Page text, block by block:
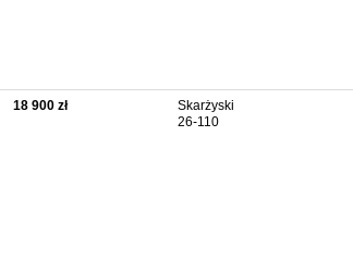
18 900 zł
Skarżyski
26-110